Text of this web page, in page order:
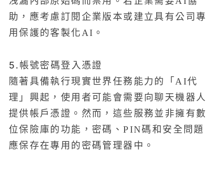
助，應考慮訂閱企業版本或建立具有公司專
用保護的客製化AI。
5.帳號密碼登入憑證
隨著具備執行現實世界任務能力的「AI代
理」興起，使用者可能會需要向聊天機器人
提供帳戶憑證。然而，這些服務並非擁有數
位保險庫的功能，密碼、PIN碼和安全問題
應保存在專用的密碼管理器中。